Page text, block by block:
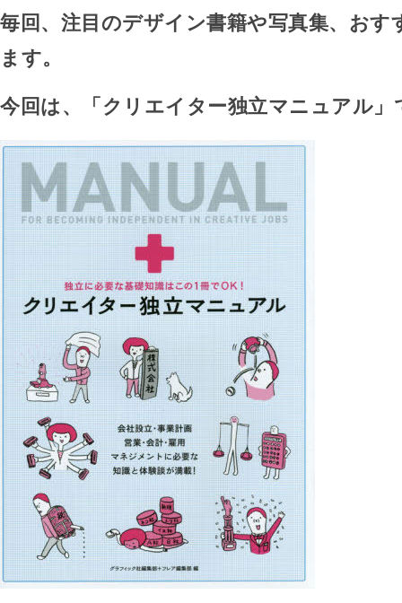
毎回、注目のデザイン書籍や写真集、おす
ます。
今回は、「クリエイター独立マニュアル」